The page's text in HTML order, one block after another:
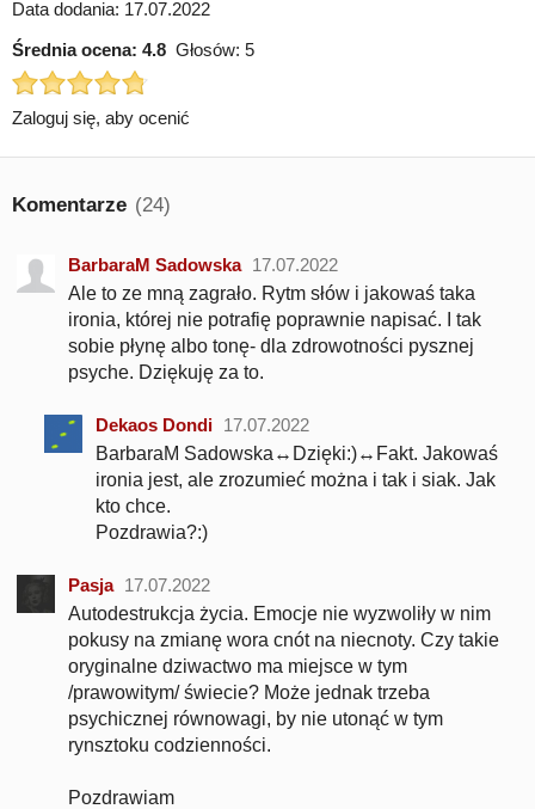
Data dodania: 17.07.2022
Średnia ocena: 4.8 Głosów: 5
Zaloguj się, aby ocenić
Komentarze (24)
BarbaraM Sadowska 17.07.2022
Ale to ze mną zagrało. Rytm słów i jakowaś taka
ironia, której nie potrafię poprawnie napisać. I tak
sobie płynę albo tonę- dla zdrowotności pysznej
psyche. Dziękuję za to.
Dekaos Dondi 17.07.2022
BarbaraM Sadowska↔Dzięki:)↔Fakt. Jakowaś
ironia jest, ale zrozumieć można i tak i siak. Jak
kto chce.
Pozdrawia?:)
Pasja 17.07.2022
Autodestrukcja życia. Emocje nie wyzwoliły w nim
pokusy na zmianę wora cnót na niecnoty. Czy takie
oryginalne dziwactwo ma miejsce w tym
/prawowitym/ świecie? Może jednak trzeba
psychicznej równowagi, by nie utonąć w tym
rynsztoku codzienności.
Pozdrawiam